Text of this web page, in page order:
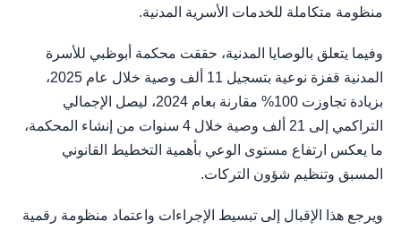
منظومة متكاملة للخدمات الأسرية المدنية.
​​وفيما يتعلق بالوصايا المدنية، حققت محكمة أبوظبي للأسرة
المدنية قفزة نوعية بتسجيل 11 ألف وصية خلال عام 2025،
بزيادة تجاوزت 100% مقارنة بعام 2024، ليصل الإجمالي
التراكمي إلى 21 ألف وصية خلال 4 سنوات من إنشاء المحكمة،
ما يعكس ارتفاع مستوى الوعي بأهمية التخطيط القانوني
المسبق وتنظيم شؤون التركات.
​ويرجع هذا الإقبال إلى تبسيط الإجراءات واعتماد منظومة رقمية